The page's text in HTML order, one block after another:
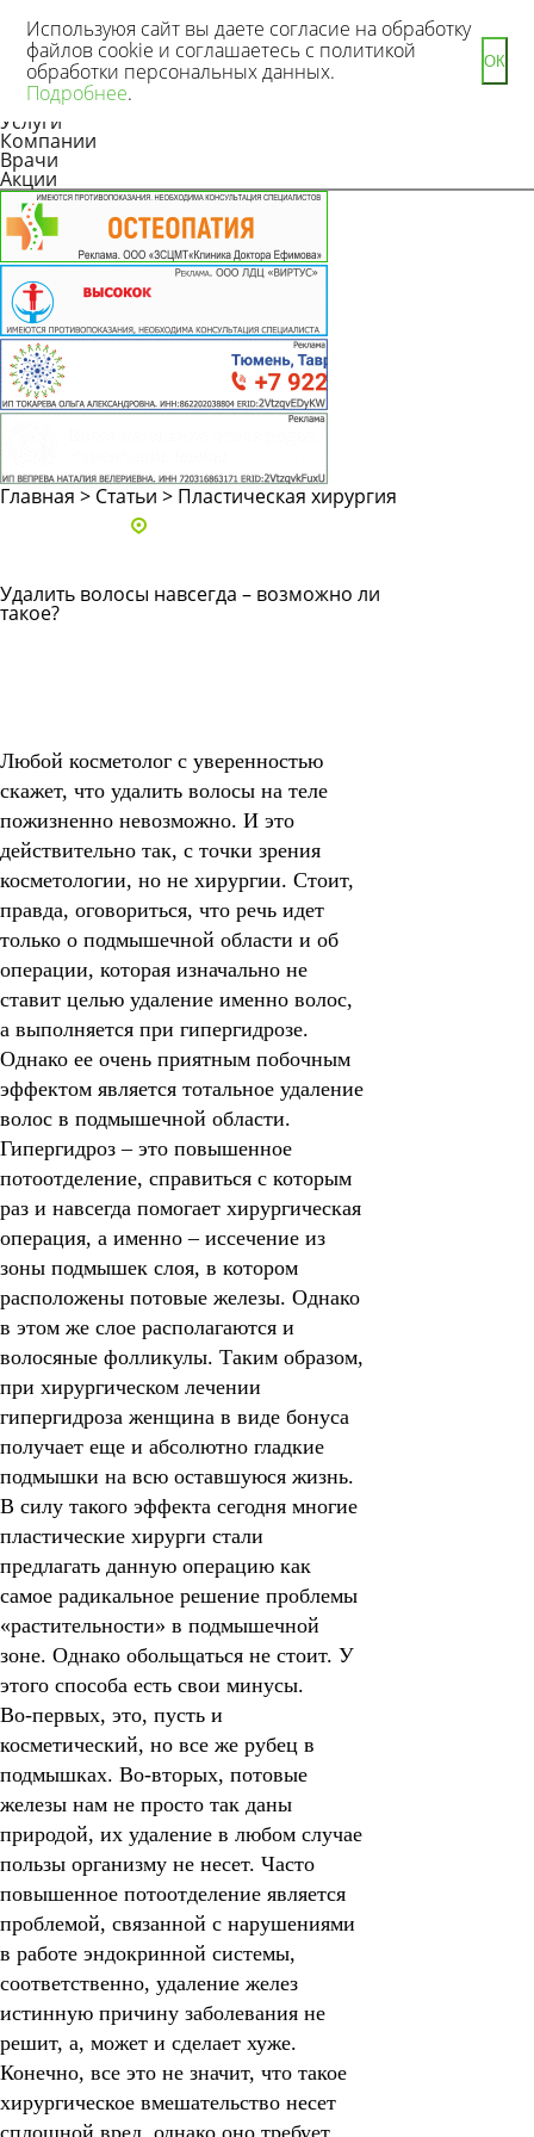
Новости
Статьи
Услуги
Компании
Врачи
Акции
Главная > Статьи > Пластическая хирургия
Удалить волосы навсегда – возможно ли
такое?
Любой косметолог с уверенностью
скажет, что удалить волосы на теле
пожизненно невозможно. И это
действительно так, с точки зрения
косметологии, но не хирургии. Стоит,
правда, оговориться, что речь идет
только о подмышечной области и об
операции, которая изначально не
ставит целью удаление именно волос,
а выполняется при гипергидрозе.
Однако ее очень приятным побочным
эффектом является тотальное удаление
волос в подмышечной области.
Гипергидроз– это повышенное
потоотделение, справиться с которым
раз и навсегда помогает хирургическая
операция, а именно – иссечение из
зоны подмышек слоя, в котором
расположены потовые железы. Однако
в этом же слое располагаются и
волосяные фолликулы. Таким образом,
при хирургическом лечении
гипергидроза женщина в виде бонуса
получает еще и абсолютно гладкие
подмышки на всю оставшуюся жизнь.
В силу такого эффекта сегодня многие
пластические хирурги стали
предлагать данную операцию как
самое радикальное решение проблемы
«растительности» в подмышечной
зоне. Однако обольщаться не стоит. У
этого способа есть свои минусы.
Во-первых, это, пусть и
косметический, но все же рубец в
подмышках. Во-вторых, потовые
железы нам не просто так даны
природой, их удаление в любом случае
пользы организму не несет. Часто
повышенное потоотделение является
проблемой, связанной с нарушениями
в работе эндокринной системы,
соответственно, удаление желез
истинную причину заболевания не
решит, а, может и сделает хуже.
Конечно, все это не значит, что такое
хирургическое вмешательство несет
сплошной вред, однако оно требует
Используюя сайт вы даете согласие на обработку
файлов cookie и соглашаетесь с политикой
обработки персональных данных.
Подробнее.
ОК